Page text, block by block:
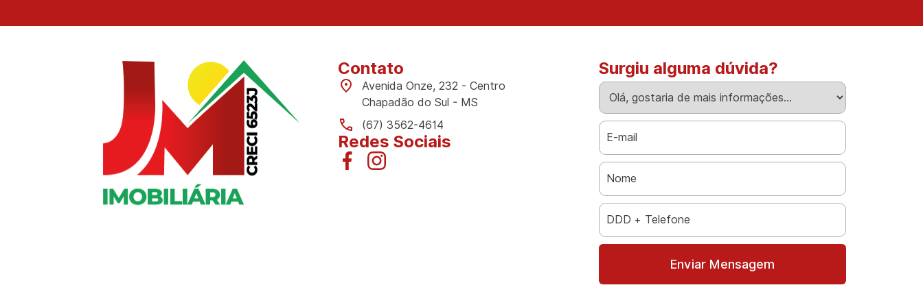
Contato
Avenida Onze, 232 - Centro
Chapadão do Sul - MS
(67) 3562-4614
Redes Sociais
Surgiu alguma dúvida?
Enviar Mensagem